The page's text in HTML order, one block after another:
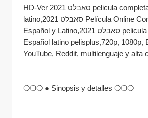
HD-Ver סאבלט 2021 pelicula completa en Español
latino,סאבלט 2021 Película Online Completa Gratis
Español y Latino,סאבלט 2021 pelicula completa en
Español latino pelisplus,720p, 1080p,
YouTube, Reddit, multilenguaje y alta
❍❍❍ ● Sinopsis y detalles ❍❍❍